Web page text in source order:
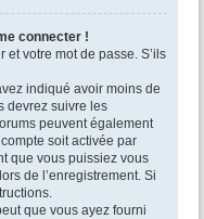
connecter !
et votre mot de passe. S’ils
indiqué avoir moins de
devrez suivre les
peuvent également
soit activée par
que vous puissiez vous
de l’enregistrement. Si
que vous ayez fourni